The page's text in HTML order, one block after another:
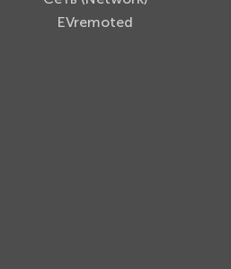
EVremoted